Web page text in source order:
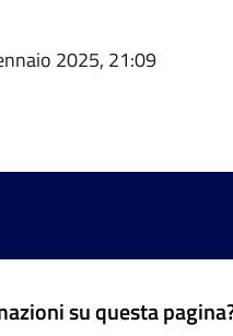
2025, 21:09
su questa